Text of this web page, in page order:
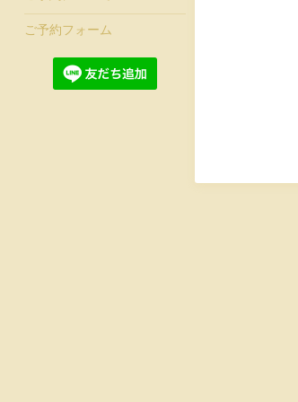
ご予約フォーム